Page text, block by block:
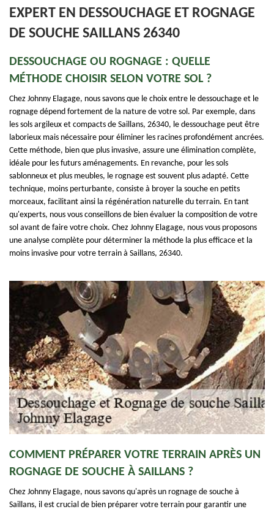
EXPERT EN DESSOUCHAGE ET ROGNAGE
DE SOUCHE SAILLANS 26340
DESSOUCHAGE OU ROGNAGE : QUELLE
MÉTHODE CHOISIR SELON VOTRE SOL ?
Chez Johnny Elagage, nous savons que le choix entre le dessouchage et le
rognage dépend fortement de la nature de votre sol. Par exemple, dans
les sols argileux et compacts de Saillans, 26340, le dessouchage peut être
laborieux mais nécessaire pour éliminer les racines profondément ancrées.
Cette méthode, bien que plus invasive, assure une élimination complète,
idéale pour les futurs aménagements. En revanche, pour les sols
sablonneux et plus meubles, le rognage est souvent plus adapté. Cette
technique, moins perturbante, consiste à broyer la souche en petits
morceaux, facilitant ainsi la régénération naturelle du terrain. En tant
qu'experts, nous vous conseillons de bien évaluer la composition de votre
sol avant de faire votre choix. Chez Johnny Elagage, nous vous proposons
une analyse complète pour déterminer la méthode la plus efficace et la
moins invasive pour votre terrain à Saillans, 26340.
COMMENT PRÉPARER VOTRE TERRAIN APRÈS UN
ROGNAGE DE SOUCHE À SAILLANS ?
Chez Johnny Elagage, nous savons qu'après un rognage de souche à
Saillans, il est crucial de bien préparer votre terrain pour garantir une